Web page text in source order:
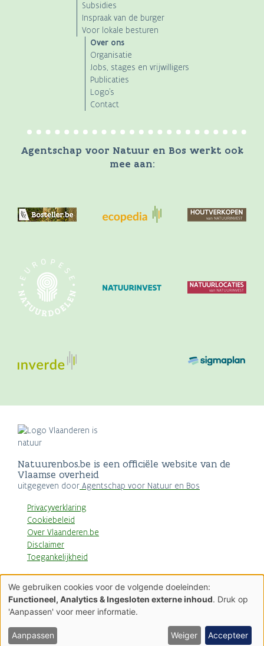
Subsidies
Inspraak van de burger
Voor lokale besturen
Over ons
Organisatie
Jobs, stages en vrijwilligers
Publicaties
Logo's
Contact
Agentschap voor Natuur en Bos werkt ook
mee aan:
Natuurenbos.be is een officiële website van de
Vlaamse overheid
uitgegeven door Agentschap voor Natuur en Bos
Privacyverklaring
Cookiebeleid
Over Vlaanderen.be
Disclaimer
Toegankelijkheid
AGENTSCHAP
NATUUR & BOS
Gebruik
van
persoonsgegevens
cookies
We gebruiken cookies voor de volgende doeleinden:
Functioneel, Analytics & Ingesloten externe inhoud. Druk op
'Aanpassen' voor meer informatie.
Aanpassen Weiger Accepteer